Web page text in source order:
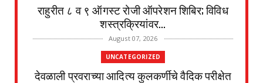
राहुरीत ८ व ९ ऑगस्ट रोजी ऑपरेशन शिबिर; विविध
शस्त्रक्रियांवर...
August 07, 2026
UNCATEGORIZED
देवळाली प्रवराच्या आदित्य कुलकर्णीचे वैदिक परीक्षेत